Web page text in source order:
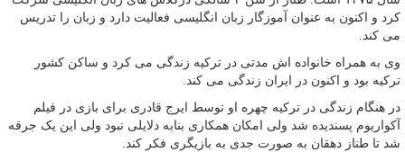
کرد و اکنون به عنوان آموزگار زبان انگلیسی فعالیت دارد و زبان را تدریس
می کند.
وی به همراه خانواده اش مدتی در ترکیه زندگی می کرد و ساکن کشور
ترکیه بود و اکنون در ایران زندگی می کند.
در هنگام زندگی در ترکیه چهره او توسط ایرج قادری برای بازی در فیلم
آکواریوم پسندیده شد ولی امکان همکاری بنابه دلایلی نبود ولی این یک جرقه
شد تا طناز دهقان به صورت جدی به بازیگری فکر کند.